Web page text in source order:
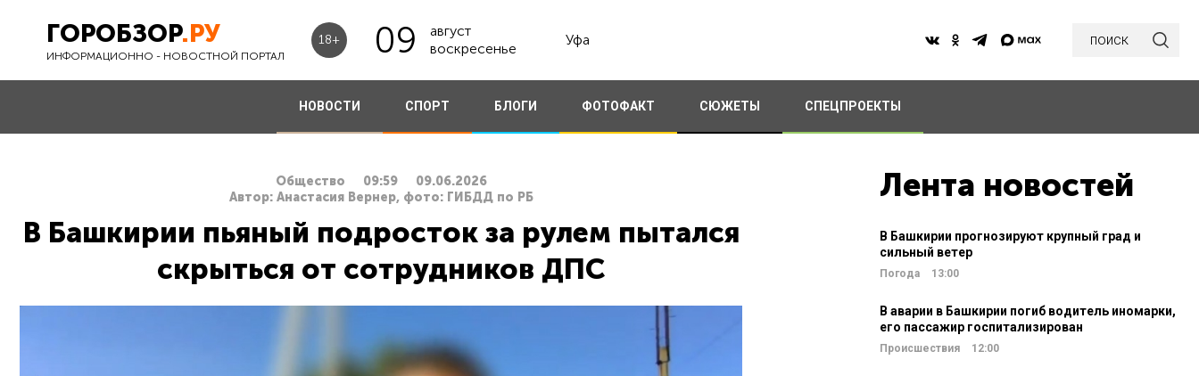
ГОРОБЗОР.РУ
ИНФОРМАЦИОННО - НОВОСТНОЙ ПОРТАЛ
18+ 09
август
воскресенье
Уфа поиск
НОВОСТИ СПОРТ БЛОГИ ФОТОФАКТ СЮЖЕТЫ СПЕЦПРОЕКТЫ
Общество 09:59
09.06.2026
Автор: Анастасия Вернер, фото: ГИБДД по РБ
В Башкирии пьяный подросток за рулем пытался
скрыться от сотрудников ДПС
Лента новостей
В Башкирии прогнозируют крупный град и
сильный ветер
Погода 13:00
В аварии в Башкирии погиб водитель иномарки,
его пассажир госпитализирован
Происшествия 12:00